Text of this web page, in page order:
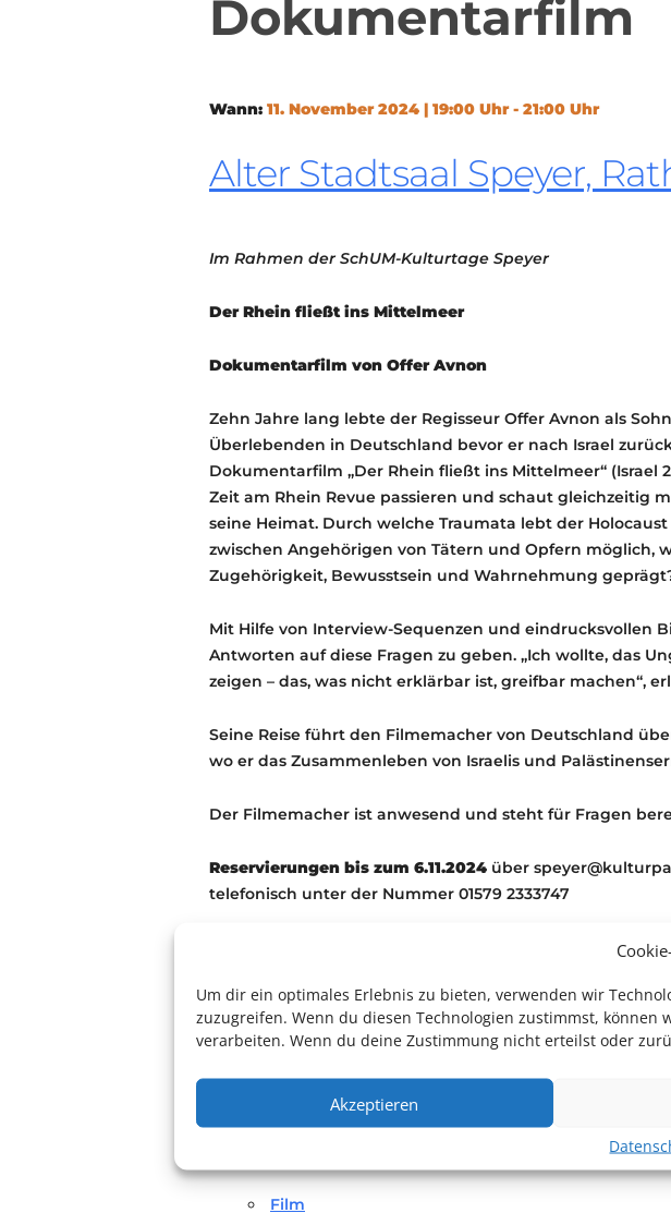
Um dir ein optimales Erlebnis zu bieten, verwenden wir
zuzugreifen. Wenn du diesen Technologien zustimmst,
verarbeiten. Wenn du deine Zustimmung nicht erteilst oder
Akzeptieren
KONTAKT
Dokumentarfilm
Wann: 11. November 2024 | 19:00 Uhr - 21:00 Uhr
Alter Stadtsaal Speyer,
Im Rahmen der SchUM-Kulturtage Speyer
Der Rhein fließt ins Mittelmeer
Dokumentarfilm von Offer Avnon
Zehn Jahre lang lebte der Regisseur Offer Avnon als
Überlebenden in Deutschland bevor er nach Israel
Dokumentarfilm „Der Rhein fließt ins Mittelmeer“ (Israel
Zeit am Rhein Revue passieren und schaut gleichzeitig
seine Heimat. Durch welche Traumata lebt der
zwischen Angehörigen von Tätern und Opfern möglich,
Zugehörigkeit, Bewusstsein und Wahrnehmung
Mit Hilfe von Interview-Sequenzen und eindrucksvollen
Antworten auf diese Fragen zu geben. „Ich wollte, das
zeigen – das, was nicht erklärbar ist, greifbar machen“,
Seine Reise führt den Filmemacher von Deutschland
wo er das Zusammenleben von Israelis und
Der Filmemacher ist anwesend und steht für Fragen
Reservierungen bis zum 6.11.2024 über
telefonisch unter der Nummer 01579 2333747
Sollten Sie verhindert sein, melden Sie sich bitte
Beginn an der Abendkasse abzuholen.
Für weitere Informationen: Zur Website
Film